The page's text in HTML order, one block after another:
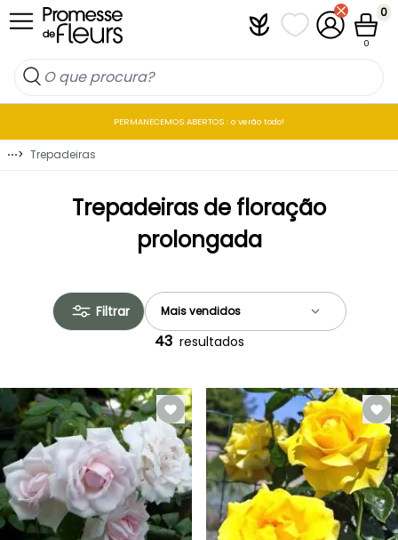
Ir para o Conteúdo PlantfitAs minhas listas
A minha
0
0
PERMANECEMOS ABERTOS : o verão todo!
⋯> Trepadeiras
Trepadeiras de floração
prolongada
Filtrar
43 resultados